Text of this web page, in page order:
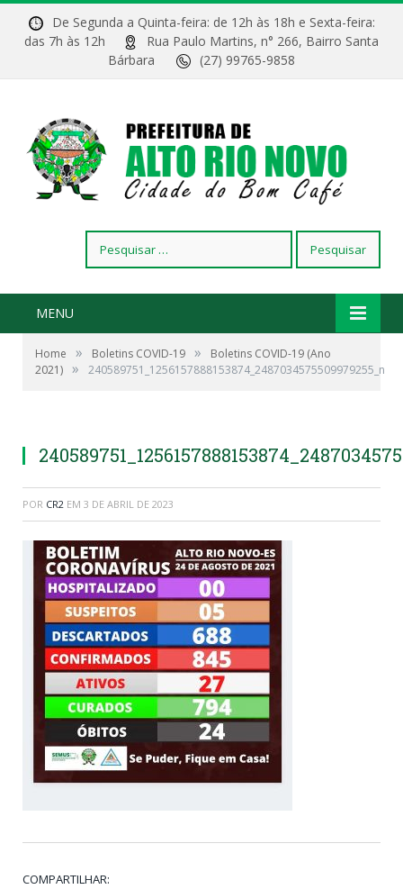
De Segunda a Quinta-feira: de 12h às 18h e Sexta-feira:
das 7h às 12h
Rua Paulo Martins, n° 266, Bairro Santa
Bárbara
(27) 99765-9858
por:
MENU
Home » Boletins COVID-19 »
Boletins COVID-19 (Ano
2021) » 240589751_1256157888153874_2487034575509979255_n
POR CR2 EM 3 DE ABRIL DE 2023
COMPARTILHAR: